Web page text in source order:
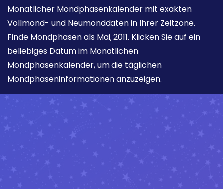
Monatlicher Mondphasenkalender mit exakten
Vollmond- und Neumonddaten in Ihrer Zeitzone.
Finde Mondphasen als Mai, 2011. Klicken Sie auf ein
beliebiges Datum im Monatlichen
Mondphasenkalender, um die täglichen
Mondphaseninformationen anzuzeigen.